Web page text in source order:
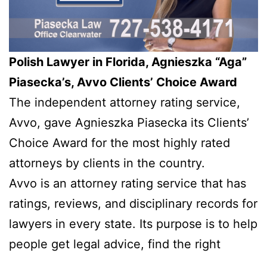
Polish Lawyer in Florida, Agnieszka “Aga”
Piasecka’s, Avvo Clients’ Choice Award
The independent attorney rating service,
Avvo, gave Agnieszka Piasecka its Clients’
Choice Award for the most highly rated
attorneys by clients in the country.
Avvo is an attorney rating service that has
ratings, reviews, and disciplinary records for
lawyers in every state. Its purpose is to help
people get legal advice, find the right